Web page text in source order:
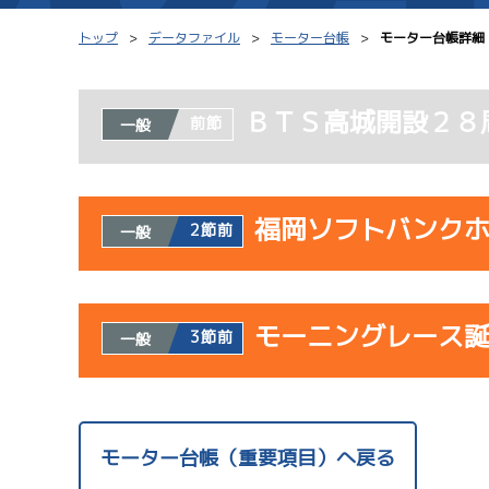
シリーズインデックス
レース結果一覧
出走表PDF
モーター抽選結果・
前検タイムランキング
モーター台帳
ボートデータ
出目データ
水面特性・進入
トップ データファイル モーター台帳 モーター台帳詳細
一般 前節 ＢＴＳ高城開設２
一般 2節前 福岡ソフトバンク
開催日 レ
初日
一般 3節前 モーニングレース
使用者情報
モーター台帳（重要項目）へ戻る